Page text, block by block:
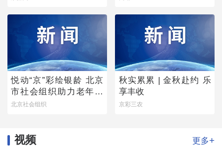
悦动“京”彩绘银龄 北京
市社会组织助力老年学
堂公益项目稳步推进
北京社会组织
秋实累累 | 金秋赴约 乐
享丰收
京彩三农
视频 更多+